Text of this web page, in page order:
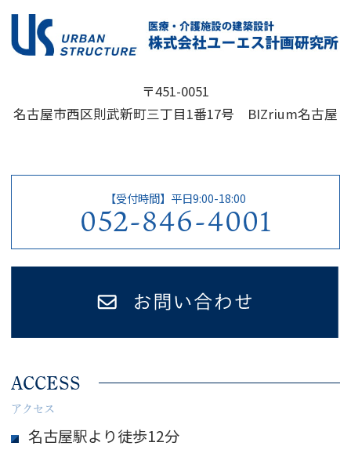
〒451-0051
名古屋市西区則武新町三丁目1番17号 BIZrium名古屋
【受付時間】平日9:00-18:00
052-846-4001
ACCESS
アクセス
名古屋駅より徒歩12分